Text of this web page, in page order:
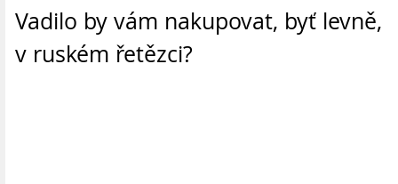
Vadilo by vám nakupovat, byť levně,
v ruském řetězci?